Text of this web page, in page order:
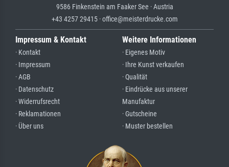
9586 Finkenstein am Faaker See · Austria
+43 4257 29415 · office@meisterdrucke.com
Impressum & Kontakt
· Kontakt
· Impressum
· AGB
· Datenschutz
· Widerrufsrecht
· Reklamationen
· Über uns
Weitere Informationen
· Eigenes Motiv
· Ihre Kunst verkaufen
· Qualität
· Eindrücke aus unserer
Manufaktur
· Gutscheine
· Muster bestellen